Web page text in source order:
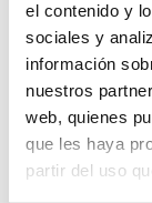
el contenido y
sociales y
información
nuestros
web, quienes
que les haya
partir del uso
Mamparas de
Plegables
Mamparas de